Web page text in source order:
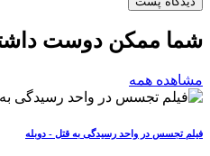
شما ممکن دوست
مشاهده همه
فیلم تجسس در واحد رسیدگی به قتل - دوبله